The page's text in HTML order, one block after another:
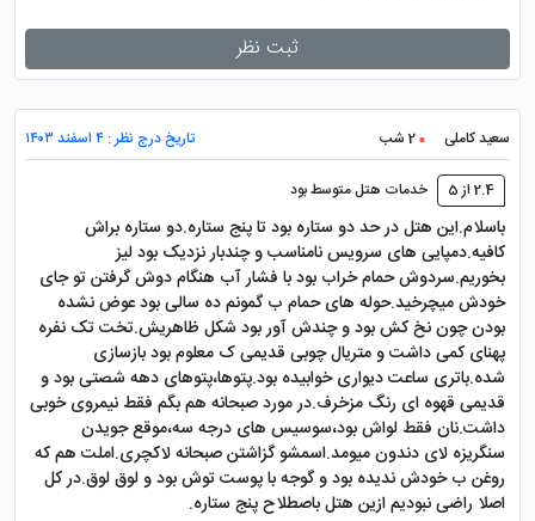
ثبت نظر
سعید کاملی 2 شب تاریخ درج نظر : ۴ اسفند ۱۴۰۳
2.4 از 5 خدمات هتل متوسط بود
باسلام.این هتل در حد دو ستاره بود تا پنج ستاره.دو ستاره براش
کافیه.دمپایی های سرویس نامناسب و چندبار نزدیک بود لیز
بخوریم.سردوش حمام خراب بود با فشار آب هنگام دوش گرفتن تو جای
خودش میچرخید.حوله های حمام ب گمونم ده سالی بود عوض نشده
بودن چون نخ کش بود و چندش آور بود شکل ظاهریش.تخت تک نفره
پهنای کمی داشت و متریال چوبی قدیمی ک معلوم بود بازسازی
شده.باتری ساعت دیواری خوابیده بود.پتوها،پتوهای دهه شصتی بود و
قدیمی قهوه ای رنگ مزخرف.در مورد صبحانه هم بگم فقط نیمروی خوبی
داشت.نان فقط لواش بود،سوسیس های درجه سه،موقع جویدن
سنگریزه لای دندون میومد.اسمشو گزاشتن صبحانه لاکچری.املت هم که
روغن ب خودش ندیده بود و گوجه با پوست توش بود و لوق لوق.در کل
اصلا راضی نبودیم ازین هتل باصطلاح پنج ستاره.